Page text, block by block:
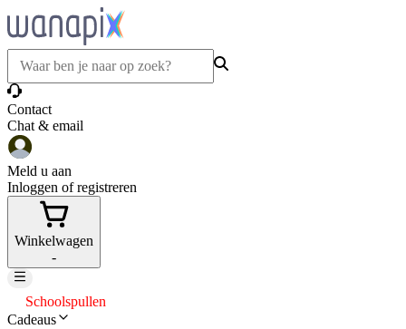
Contact
Chat & email
Meld u aan
Inloggen of registreren
Winkelwagen
-
Schoolspullen
Cadeaus